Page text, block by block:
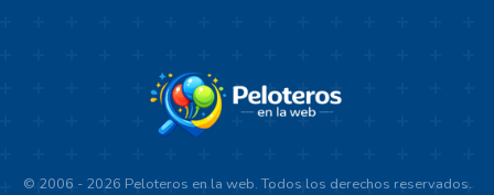
© 2006 - 2026 Peloteros en la web. Todos los derechos reservados.